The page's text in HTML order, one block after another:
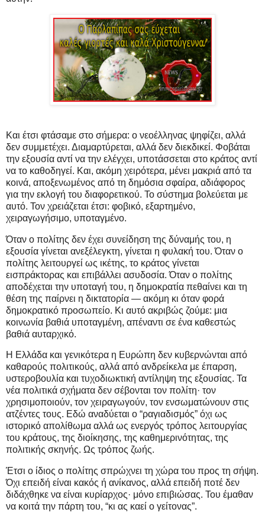
Και έτσι φτάσαμε στο σήμερα: ο νεοέλληνας ψηφίζει, αλλά
δεν συμμετέχει. Διαμαρτύρεται, αλλά δεν διεκδικεί. Φοβάται
την εξουσία αντί να την ελέγχει, υποτάσσεται στο κράτος αντί
να το καθοδηγεί. Και, ακόμη χειρότερα, μένει μακριά από τα
κοινά, αποξενωμένος από τη δημόσια σφαίρα, αδιάφορος
για την εκλογή του διαφορετικού. Το σύστημα βολεύεται με
αυτό. Τον χρειάζεται έτσι: φοβικό, εξαρτημένο,
χειραγωγήσιμο, υποταγμένο.
Όταν ο πολίτης δεν έχει συνείδηση της δύναμής του, η
εξουσία γίνεται ανεξέλεγκτη, γίνεται η φυλακή του. Όταν ο
πολίτης λειτουργεί ως ικέτης, το κράτος γίνεται
εισπράκτορας και επιβάλλει ασυδοσία. Όταν ο πολίτης
αποδέχεται την υποταγή του, η δημοκρατία πεθαίνει και τη
θέση της παίρνει η δικτατορία — ακόμη κι όταν φορά
δημοκρατικό προσωπείο. Κι αυτό ακριβώς ζούμε: μια
κοινωνία βαθιά υποταγμένη, απέναντι σε ένα καθεστώς
βαθιά αυταρχικό.
Η Ελλάδα και γενικότερα η Ευρώπη δεν κυβερνώνται από
καθαρούς πολιτικούς, αλλά από ανδρείκελα με έπαρση,
υστεροβουλία και τυχοδιωκτική αντίληψη της εξουσίας. Τα
νέα πολιτικά σχήματα δεν σέβονται τον πολίτη· τον
χρησιμοποιούν, τον χειραγωγούν, τον ενσωματώνουν στις
ατζέντες τους. Εδώ αναδύεται ο “ραγιαδισμός” όχι ως
ιστορικό απολίθωμα αλλά ως ενεργός τρόπος λειτουργίας
του κράτους, της διοίκησης, της καθημερινότητας, της
πολιτικής σκηνής. Ως τρόπος ζωής.
Έτσι ο ίδιος ο πολίτης σπρώχνει τη χώρα του προς τη σήψη.
Όχι επειδή είναι κακός ή ανίκανος, αλλά επειδή ποτέ δεν
διδάχθηκε να είναι κυρίαρχος· μόνο επιβιώσας. Του έμαθαν
να κοιτά την πάρτη του, “κι ας καεί ο γείτονας”.